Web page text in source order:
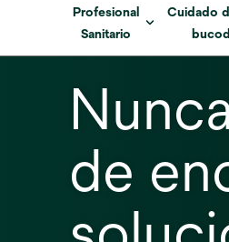
Profesional
Sanitario
Cuidado
de